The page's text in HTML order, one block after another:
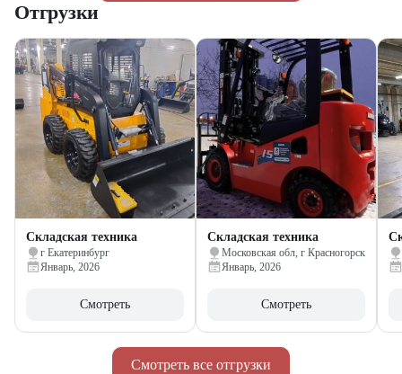
Смотреть все отгрузки
Отгрузки
Складская техника
г Екатеринбург
Январь, 2026
Смотреть
Складская техника
Московская обл, г Красногорск
Январь, 2026
Смотреть